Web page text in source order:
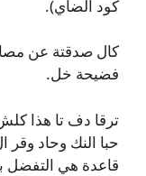
كود الضاي).
كال صدقتة عن
فضيحة خل.
ترقا دف تا هذا
حبا النك وحاد وقر
قاعدة هي التفضل